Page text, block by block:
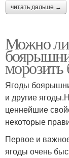
читать дальше →
Можно ли
Ягоды
и другие
ценнейшие
некоторые
Первое и
ягоды очень